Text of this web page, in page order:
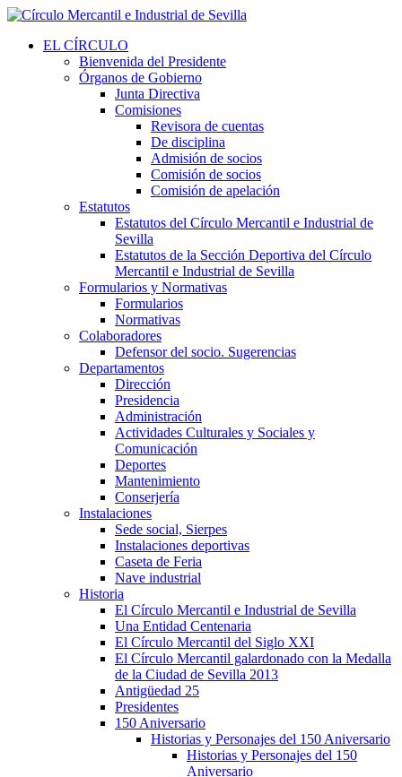
EL CÍRCULO
Bienvenida del Presidente
Órganos de Gobierno
Junta Directiva
Comisiones
Revisora de cuentas
De disciplina
Admisión de socios
Comisión de socios
Comisión de apelación
Estatutos
Estatutos del Círculo Mercantil e Industrial de
Sevilla
Estatutos de la Sección Deportiva del Círculo
Mercantil e Industrial de Sevilla
Formularios y Normativas
Formularios
Normativas
Colaboradores
Defensor del socio. Sugerencias
Departamentos
Dirección
Presidencia
Administración
Actividades Culturales y Sociales y
Comunicación
Deportes
Mantenimiento
Conserjería
Instalaciones
Sede social, Sierpes
Instalaciones deportivas
Caseta de Feria
Nave industrial
Historia
El Círculo Mercantil e Industrial de Sevilla
Una Entidad Centenaria
El Círculo Mercantil del Siglo XXI
El Círculo Mercantil galardonado con la Medalla
de la Ciudad de Sevilla 2013
Antigüedad 25
Presidentes
150 Aniversario
Historias y Personajes del 150 Aniversario
Historias y Personajes del 150
Aniversario